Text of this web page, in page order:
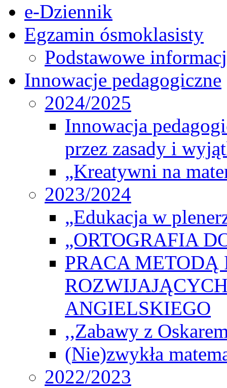
e-Dziennik
Egzamin ósmoklasisty
Podstawowe
Innowacje pedagogiczne
2024/2025
Innowacja
przez zasady i
„Kreatywni na
2023/2024
„Edukacja w
„ORTOGRAFIA
PRACA METODĄ
ANGIELSKIEGO
,,Zabawy z
(Nie)zwykła
2022/2023